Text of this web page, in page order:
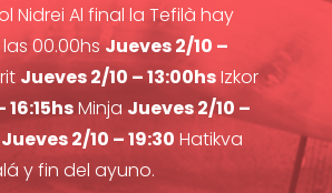
Nidrei Al final la Tefilà hay
00.00hsJueves 2/10 –
Jueves 2/10 – 13:00hsIzkor
16:15hsMinja Jueves 2/10 –
Jueves 2/10 – 19:30 Hatikva
y fin del ayuno.